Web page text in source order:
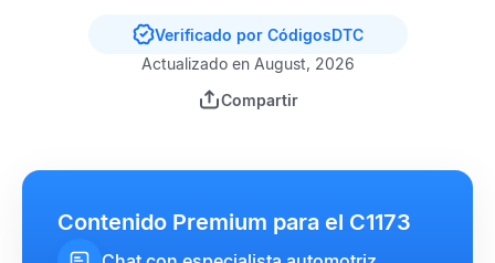
Verificado por CódigosDTC
Actualizado en August, 2026
Compartir
Contenido Premium para el C1173